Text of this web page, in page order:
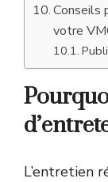
Conseils
votre
L’entretien